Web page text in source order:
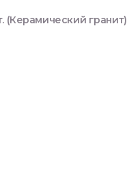
(Керамический гранит)